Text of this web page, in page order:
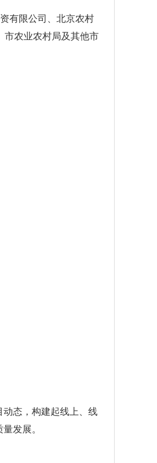
有限公司、北京农村
市农业农村局及其他市
态，构建起线上、线
发展。